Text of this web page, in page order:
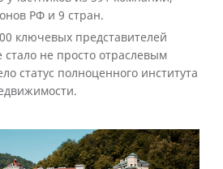
РФ и 9 стран.
ключевых представителей
не просто отраслевым
статус полноценного института